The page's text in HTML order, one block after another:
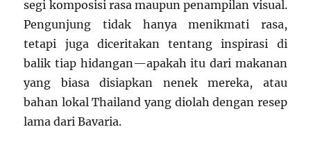
segi komposisi rasa maupun penampilan visual.
Pengunjung tidak hanya menikmati rasa,
tetapi juga diceritakan tentang inspirasi di
balik tiap hidangan—apakah itu dari makanan
yang biasa disiapkan nenek mereka, atau
bahan lokal Thailand yang diolah dengan resep
lama dari Bavaria.